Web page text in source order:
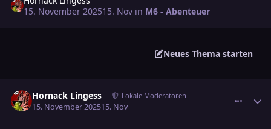
15. November 202515. Nov in M6 - Abenteuer
Neues Thema starten
Hornack Lingess Lokale Moderatoren
15. November 202515. Nov